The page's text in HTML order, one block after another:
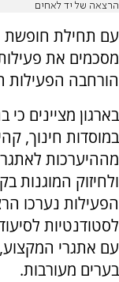
הרצאה של יד לאחים
עם תחילת חופשת
מסכמים את
הורחבה הפעילות
במוסדות חינוך,
מההיערכות
ולחיזוק המוגנות
הפעילות נערכו
לסטודנטיות
עם אתגרי המקצוע,
בערים מעורבות.